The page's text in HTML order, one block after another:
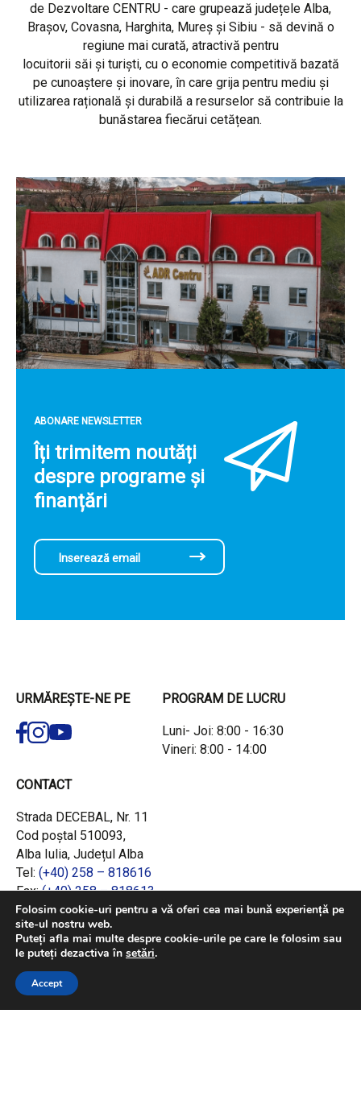
de Dezvoltare CENTRU - care grupează județele Alba,
Brașov, Covasna, Harghita, Mureș și Sibiu - să devină o
regiune mai curată, atractivă pentru
locuitorii săi și turiști, cu o economie competitivă bazată
pe cunoaștere și inovare, în care grija pentru mediu și
utilizarea rațională și durabilă a resurselor să contribuie la
bunăstarea fiecărui cetățean.
ABONARE NEWSLETTER
Îți trimitem noutăți
despre programe și
finanțări
URMĂREȘTE-NE PE PROGRAM DE LUCRU
Luni- Joi: 8:00 - 16:30
Vineri: 8:00 - 14:00
CONTACT
Strada DECEBAL, Nr. 11
Cod poștal 510093,
Alba Iulia, Județul Alba
Tel: (+40) 258 – 818616
Fax:(+40) 258 – 818613
Email:office@adrcentru.ro
LINK-URI RAPIDE
Consiliul European
Jurnalul Oficial al Uniunii Europene
Folosim cookie-uri pentru a vă oferi cea mai bună experiență pe
site-ul nostru web.
Puteți afla mai multe despre cookie-urile pe care le folosim sau
le puteți dezactiva în setări.
Accept